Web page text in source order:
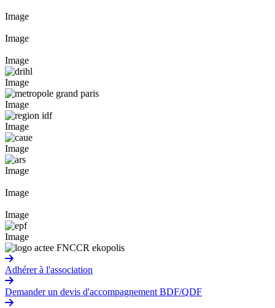
Image
Image
Image
Image
Image
Image
Image
Image
Image
Image
Image
Adhérer à l'association
Demander un devis d'accompagnement BDF/QDF